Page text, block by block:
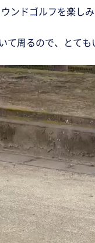
ンドゴルフを楽しみ
て周るので、とても